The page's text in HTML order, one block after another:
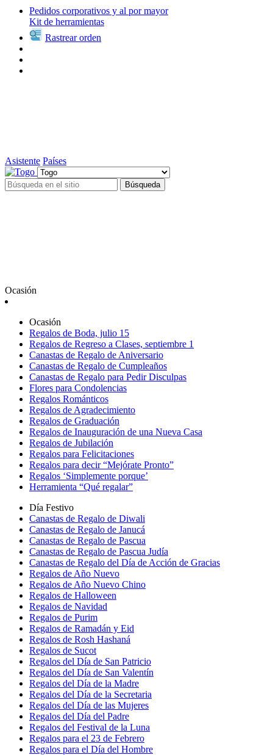
Pedidos corporativos y al por mayor
Kit de herramientas
Rastrear orden
Asistente Países
Búsqueda
Ocasión
Ocasión
Regalos de Boda, julio 15
Regalos de Regreso a Clases, septiembre 1
Canastas de Regalo de Aniversario
Canastas de Regalo de Cumpleaños
Canastas de Regalo para Pedir Disculpas
Flores para Condolencias
Regalos Románticos
Regalos de Agradecimiento
Regalos de Graduación
Regalos de Inauguración de una Nueva Casa
Regalos de Jubilación
Regalos para Felicitaciones
Regalos para decir “Mejórate Pronto”
Regalos ‘Simplemente porque’
Herramienta “Qué regalar”
Día Festivo
Canastas de Regalo de Diwali
Canastas de Regalo de Janucá
Canastas de Regalo de Pascua
Canastas de Regalo de Pascua Judía
Canastas de Regalo del Día de Acción de Gracias
Regalos de Año Nuevo
Regalos de Año Nuevo Chino
Regalos de Halloween
Regalos de Navidad
Regalos de Purim
Regalos de Ramadán y Eid
Regalos de Rosh Hashaná
Regalos de Sucot
Regalos del Día de San Patricio
Regalos del Día de San Valentín
Regalos del Día de la Madre
Regalos del Día de la Secretaria
Regalos del Día de las Mujeres
Regalos del Día del Padre
Regalos del Festival de la Luna
Regalos para el 23 de Febrero
Regalos para el Día del Hombre